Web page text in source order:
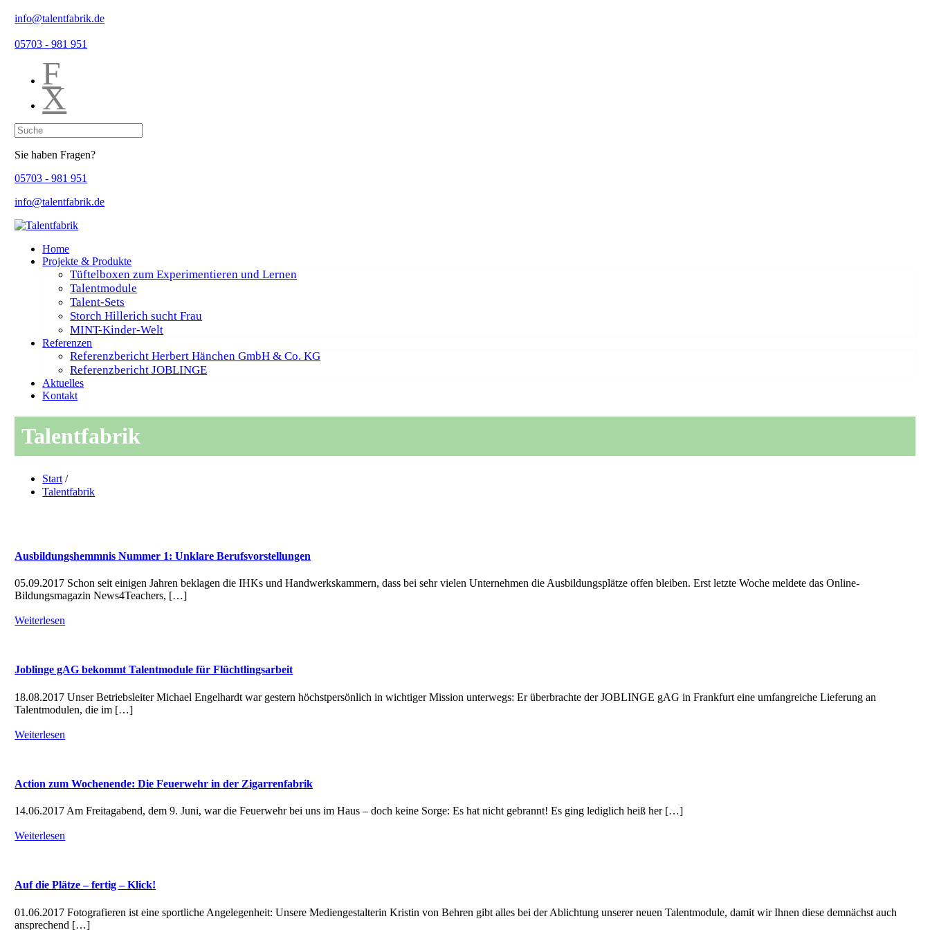
info@talentfabrik.de
05703 - 981 951
F
X
Sie haben Fragen?
05703 - 981 951
info@talentfabrik.de
Home
Projekte & Produkte
Tüftelboxen zum Experimentieren und Lernen
Talentmodule
Talent-Sets
Storch Hillerich sucht Frau
MINT-Kinder-Welt
Referenzen
Referenzbericht Herbert Hänchen GmbH & Co. KG
Referenzbericht JOBLINGE
Aktuelles
Kontakt
Talentfabrik
Start /
Talentfabrik
Ausbildungshemmnis Nummer 1: Unklare Berufsvorstellungen
05.09.2017 Schon seit einigen Jahren beklagen die IHKs und Handwerkskammern, dass bei sehr vielen Unternehmen die Ausbildungsplätze offen bleiben. Erst letzte Woche meldete das Online-
Bildungsmagazin News4Teachers, […]
Weiterlesen
Joblinge gAG bekommt Talentmodule für Flüchtlingsarbeit
18.08.2017 Unser Betriebsleiter Michael Engelhardt war gestern höchstpersönlich in wichtiger Mission unterwegs: Er überbrachte der JOBLINGE gAG in Frankfurt eine umfangreiche Lieferung an
Talentmodulen, die im […]
Weiterlesen
Action zum Wochenende: Die Feuerwehr in der Zigarrenfabrik
14.06.2017 Am Freitagabend, dem 9. Juni, war die Feuerwehr bei uns im Haus – doch keine Sorge: Es hat nicht gebrannt! Es ging lediglich heiß her […]
Weiterlesen
Auf die Plätze – fertig – Klick!
01.06.2017 Fotografieren ist eine sportliche Angelegenheit: Unsere Mediengestalterin Kristin von Behren gibt alles bei der Ablichtung unserer neuen Talentmodule, damit wir Ihnen diese demnächst auch
ansprechend […]